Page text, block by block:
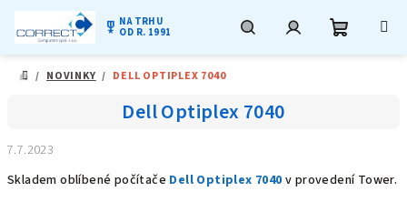
military_tech NA TRHU
OD R. 1991
DOMŮ
/ NOVINKY / DELL OPTIPLEX 7040
Dell Optiplex 7040
7.7.2023
Skladem oblíbené počítače Dell Optiplex 7040 v provedení Tower.